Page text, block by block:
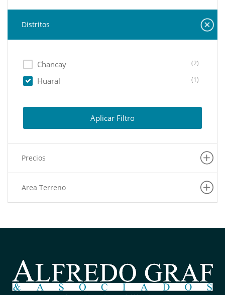
Distritos
Chancay (2)
Huaral (1)
Aplicar Filtro
Precios
Area Terreno